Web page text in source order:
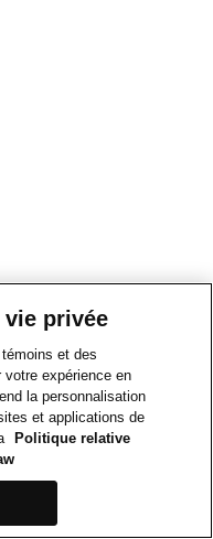
vie privée
et des
votre expérience en
la personnalisation
et applications de
Politique relative